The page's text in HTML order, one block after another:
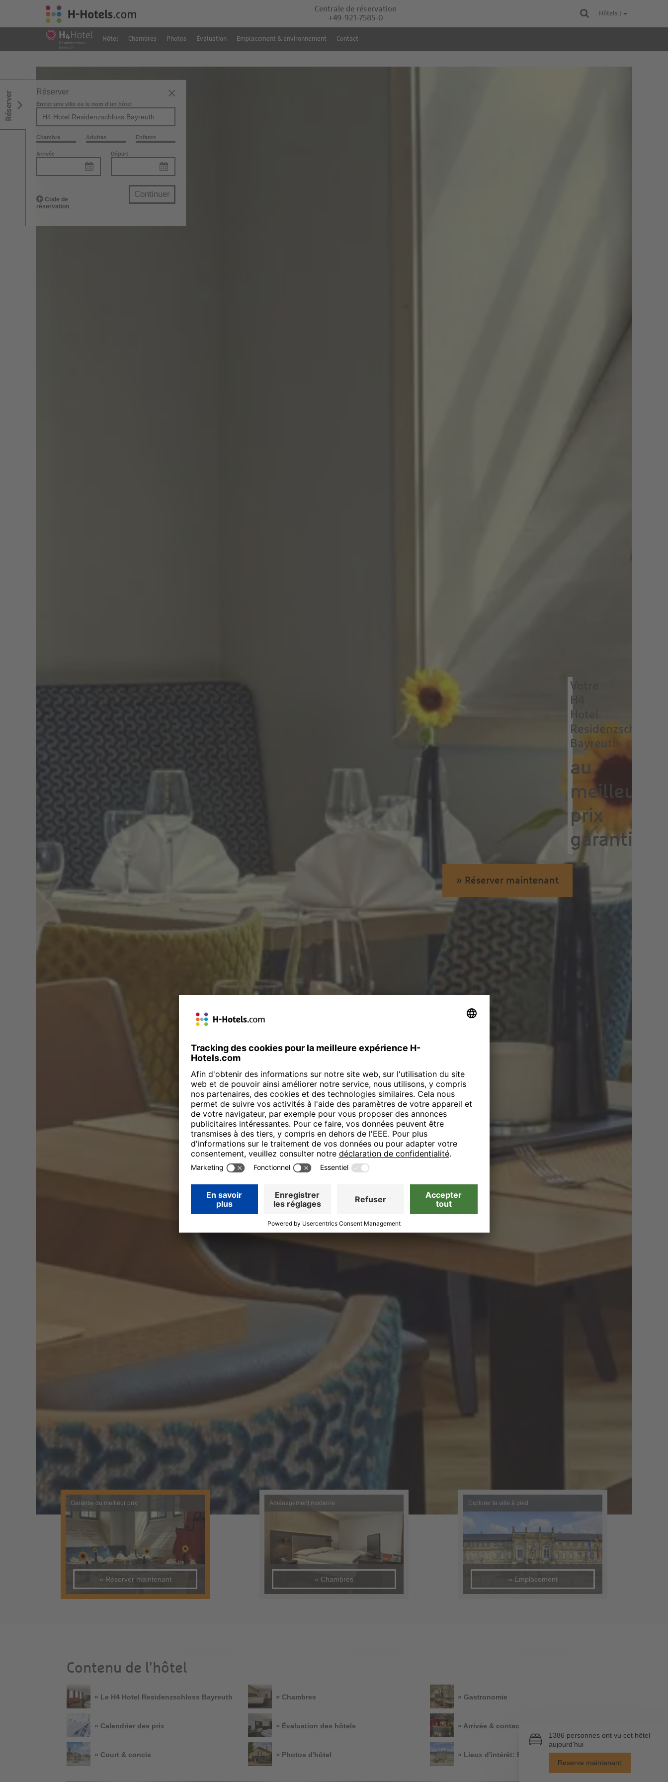
Centrale de réservation
+49-921-7585-0
Hôtels |
Hôtel Chambres Photos Évaluation Emplacement & environnement Contact
Réserver Réserver
Entrer une ville ou le nom d'un hôtel
Chambre Adultes Enfants
Arrivée Départ
Code de
réservation
Continuer
Votre
H4
Hotel
Residenzschloss
Bayreuth
au
meilleur
prix
garanti
» Réserver maintenant
Garantie du meilleur prix
» Réserver maintenant
Aménagement moderne
» Chambres
Explorer la ville à pied
» Emplacement
Contenu de l'hôtel
» Le H4 Hotel Residenzschloss Bayreuth
» Calendrier des prix
» Court & concis
» Chambres
» Évaluation des hôtels
» Photos d'hôtel
» Gastronomie
» Arrivée & contact
» Lieux d'intérêt: Bayreuth